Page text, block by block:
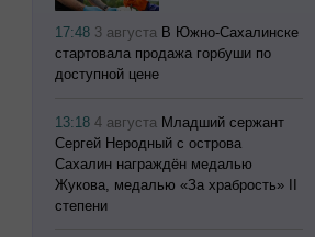
17:48 3 августа В Южно-Сахалинске
стартовала продажа горбуши по
доступной цене
13:184 августа Младший сержант
Сергей Неродный с острова
Сахалин награждён медалью
Жукова, медалью «За храбрость» II
степени